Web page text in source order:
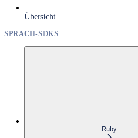
Übersicht
SPRACH-SDKS
Ruby